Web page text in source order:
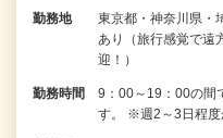
勤務地
東京都・神奈川県・
あり（旅行感覚で遠
迎！）
勤務時間
9：00～19：00の間
す。 ※週2～3日程度